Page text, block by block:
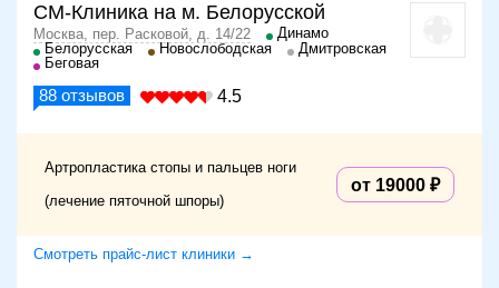
СМ-Клиника на м. Белорусской
Москва, пер. Расковой, д. 14/22
Динамо
Белорусская
Новослободская
Дмитровская
Беговая
88 отзывов 4.5
Артропластика стопы и пальцев ноги
(лечение пяточной шпоры)
от 19000
Смотреть прайс-лист клиники →